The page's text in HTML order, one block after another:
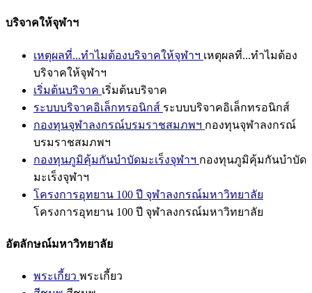
บริจาคให้จุฬาฯ
เหตุผลที่...ทำไมต้องบริจาคให้จุฬาฯ เหตุผลที่...ทำไมต้อง
บริจาคให้จุฬาฯ
เริ่มต้นบริจาค เริ่มต้นบริจาค
ระบบบริจาคอิเล็กทรอนิกส์ ระบบบริจาคอิเล็กทรอนิกส์
กองทุนจุฬาลงกรณ์บรมราชสมภพฯ กองทุนจุฬาลงกรณ์
บรมราชสมภพฯ
กองทุนภูมิคุ้มกันบำบัดมะเร็งจุฬาฯ กองทุนภูมิคุ้มกันบำบัด
มะเร็งจุฬาฯ
โครงการอุทยาน 100 ปี จุฬาลงกรณ์มหาวิทยาลัย
โครงการอุทยาน 100 ปี จุฬาลงกรณ์มหาวิทยาลัย
อัตลักษณ์มหาวิทยาลัย
พระเกี้ยว พระเกี้ยว